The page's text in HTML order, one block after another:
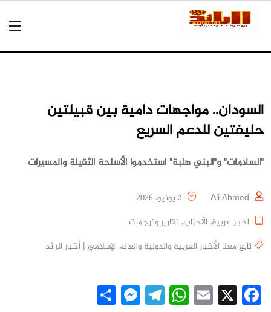
السودان.. مواجهات دامية بين قبيلتين
حليفتين للدعم السريع
"السلامات" و"البني هلبة" استخدموا الأسلحة الثقيلة والمسيرات
Ali Ahmed
اخبار عربية, الأحزاب, تقارير وترجمات
تابع معنا الأخبار العربية والدولية والعالم الإسلامي | أخبار الرائد
Facebook
X
Email
WhatsApp
Telegram
Messenger